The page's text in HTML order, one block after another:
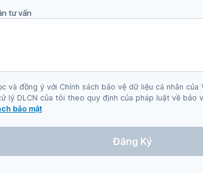
tư vấn
và đồng ý với Chính sách bảo vệ dữ liệu cá nhân của
lý DLCN của tôi theo quy định của pháp luật về bảo
bảo mật
Đăng Ký